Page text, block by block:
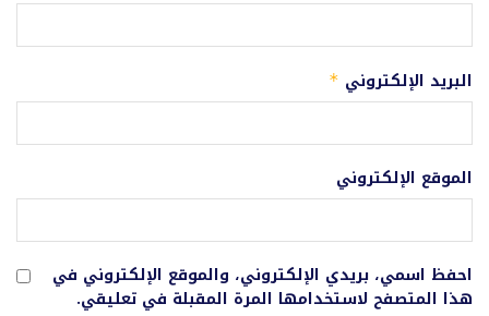
البريد الإلكتروني *
الموقع الإلكتروني
احفظ اسمي، بريدي الإلكتروني، والموقع الإلكتروني في
هذا المتصفح لاستخدامها المرة المقبلة في تعليقي.